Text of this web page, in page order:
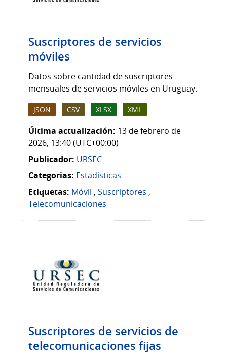
Suscriptores de servicios
móviles
Datos sobre cantidad de suscriptores
mensuales de servicios móviles en Uruguay.
JSON CSV XLSX XML
Última actualización: 13 de febrero de
2026, 13:40 (UTC+00:00)
Publicador: URSEC
Categorias: Estadísticas
Etiquetas: Móvil , Suscriptores ,
Telecomunicaciones
Suscriptores de servicios de
telecomunicaciones fijas